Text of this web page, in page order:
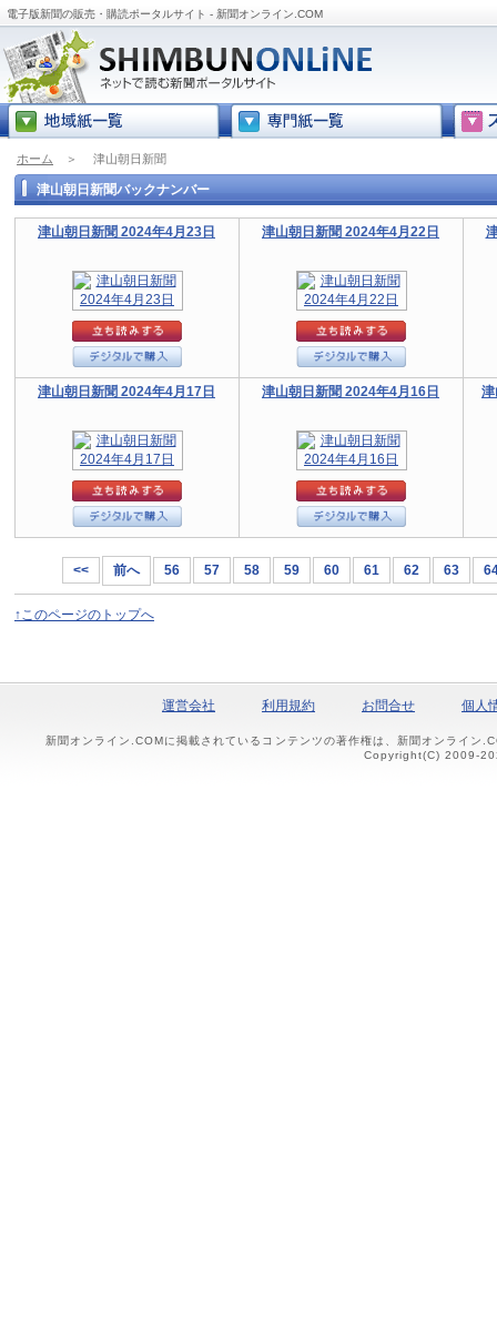
電子版新聞の販売・購読ポータルサイト - 新聞オンライン.COM
ホーム ＞ 津山朝日新聞
津山朝日新聞バックナンバー
津山朝日新聞 2024年4月23日 津山朝日新聞 2024年4月22日
津山朝日新聞 2024年4月17日 津山朝日新聞 2024年4月16日
<< 前へ 56 57 58 59 60 61 62 63
↑このページのトップへ
運営会社 利用規約 お問合せ 個人
新聞オンライン.COMに掲載されているコンテンツの著作権は、新聞オンライン
Copyright(C) 2009-